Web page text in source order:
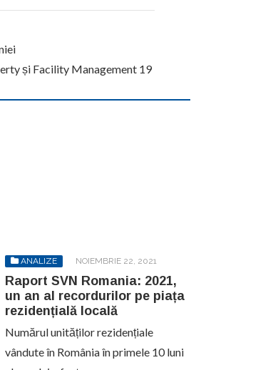
și Facility Management 19
ANALIZE NOIEMBRIE 22, 2021
Raport SVN Romania: 2021,
un an al recordurilor pe piața
rezidențială locală
Numărul unităților rezidențiale
vândute în România în primele 10 luni